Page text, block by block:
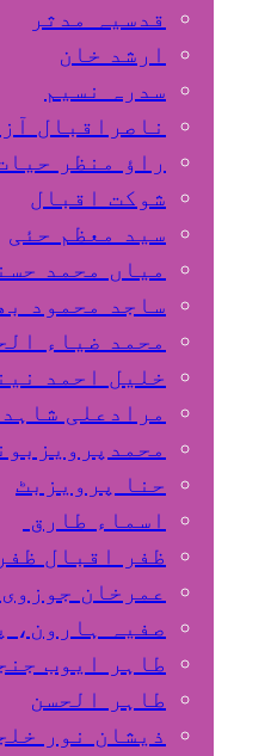
قدسیہ مدثر
ارشد خان
سدرہ نسیم
ناصراقبال
راؤ منظر
شوکت اقبال
سید معظم حئی
میاں محمد
ساجد محمود
محمد ضیاء
خلیل احمد
مرادعلی
حنا پرویزبٹ
اسماء طارق
ظفر اقبال ظفر
عمرخان جوزوی
صفیہ ہارون،
طاہر ایوب
طاہر الحسن
ذیشان نور